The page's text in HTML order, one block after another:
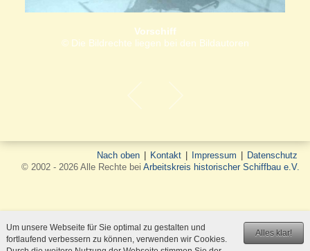
Vorschiff
© Die Bildrechte liegen bei den Bildautoren
Nach oben Kontakt Impressum
Datenschutz
© 2002 - 2026 Alle Rechte bei Arbeitskreis historischer Schiffbau e.V.
Alles klar!
Um unsere Webseite für Sie optimal zu gestalten und
fortlaufend verbessern zu können, verwenden wir Cookies.